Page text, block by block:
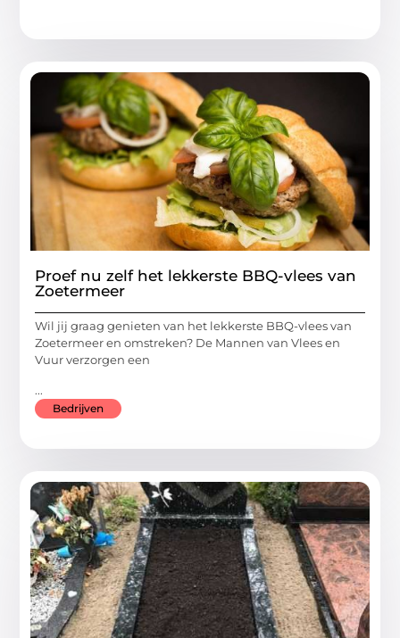
Proef nu zelf het lekkerste BBQ-vlees van
Zoetermeer
Wil jij graag genieten van het lekkerste BBQ-vlees van
Zoetermeer en omstreken? De Mannen van Vlees en
Vuur verzorgen een
...
Bedrijven